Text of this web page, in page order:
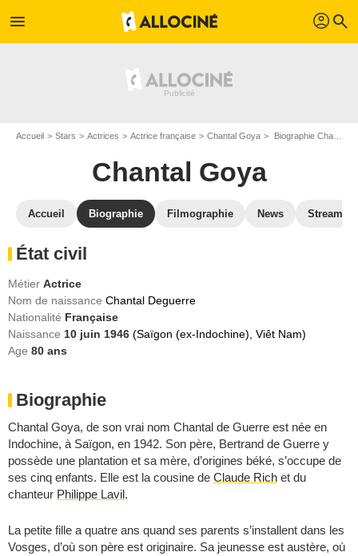
menu profil search
Accueil Stars Actrices Actrice française Chantal Goya Biographie Chantal Goya
Chantal Goya
Accueil Biographie Filmographie News Streaming
État civil
Métier Actrice
Nom de naissance Chantal Deguerre
Nationalité Française
Naissance 10 juin 1946 (Saïgon (ex-Indochine), Viêt Nam)
Age 80 ans
Biographie
Chantal Goya, de son vrai nom Chantal de Guerre est née en
Indochine, à Saïgon, en 1942. Son père, Bertrand de Guerre y
possède une plantation et sa mère, d’origines béké, s’occupe de
ses cinq enfants. Elle est la cousine de Claude Rich et du
chanteur Philippe Lavil.
La petite fille a quatre ans quand ses parents s’installent dans les
Vosges, d’où son père est originaire. Sa jeunesse est austère, où